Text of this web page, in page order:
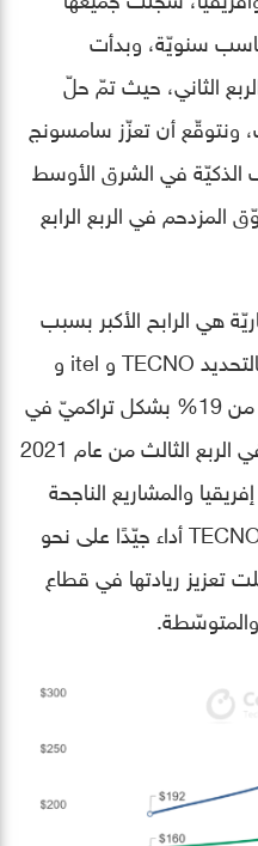
سنويّة، وبدأت
الثاني، حيث تمّ حلّ
ونتوقّع أن تعزّز سامسونج
في الشرق الأوسط
المزدحم في الربع الرابع
هي الرابح الأكبر بسبب
وباء كوفيد-19 في المنطقة، وبالتحديد TECNO و itel و
Infinix، وزادت حصّتها السوقيّة من 19% بشكل تراكميّ في
الربع الثالث 2020 إلى 30.5% في الربع الثالث من عام 2021
والمشاريع الناجحة
في مناطق أخرى، وكما حقّقت TECNO أداء جيّدًا على نحو
تعزيز ريادتها في قطاع